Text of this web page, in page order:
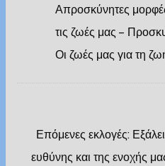
navigation
post:
Απροσκύνητες
τις ζωές μας –
Οι ζωές μας για τη
Επόμενες εκλογές:
ευθύνης και της ενοχής